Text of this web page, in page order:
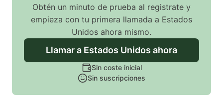
Obtén un minuto de prueba al registrate y
empieza con tu primera llamada a Estados
Unidos ahora mismo.
Llamara Estados Unidos ahora
Sin coste inicial
Sin suscripciones